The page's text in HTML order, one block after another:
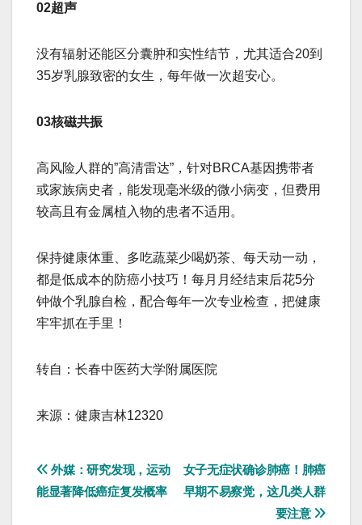
02超声
没有辐射还能区分囊肿和实性结节，尤其适合20到
35岁乳腺致密的女生，每年做一次超安心。
03核磁共振
高风险人群的”高清雷达”，针对BRCA基因携带者
或家族病史者，能发现毫米级的微小病变，但费用
较高且有金属植入物的患者不适用。
保持健康体重、多吃蔬菜少喝奶茶、每天动一动，
都是低成本的防癌小技巧！每月月经结束后花5分
钟做个乳腺自检，配合每年一次专业检查，把健康
牢牢抓在手里！
转自：长春中医药大学附属医院
来源：健康吉林12320
文
章
女子无症状确诊肺癌！肺癌
早期不易察觉，这几类人群
要注意
外媒：研究发现，运动
能显著降低癌症复发概率